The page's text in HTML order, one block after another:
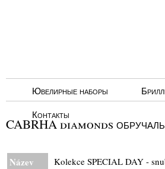
Ювелирные наборы
Контакты
CABRHA diamonds
Název Kolekce SPECIAL DAY -